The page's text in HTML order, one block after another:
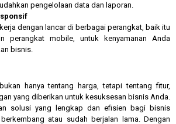
pengelolaan data dan laporan.
dengan lancar di berbagai perangkat, baik itu
perangkat mobile, untuk kenyamanan Anda
bisnis.
hanya tentang harga, tetapi tentang fitur,
yang diberikan untuk kesuksesan bisnis Anda.
solusi yang lengkap dan efisien bagi bisnis
atau sudah berjalan lama. Dengan